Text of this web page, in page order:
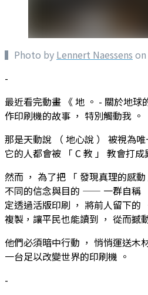
▍Photo by Lennert Naessens on
-
最近看完動畫 《 地 。 - 關於地球
作印刷機的故事 ， 特別觸動我 。
那是天動說 （ 地心說 ） 被視為
它的人都會被 「 C 教 」 教會打
然而 ， 為了把 「 發現真理的感
不同的信念與目的 —— 一群自稱
定透過活版印刷 ， 將前人留下的
複製，讓平民也能讀到 ， 從而撼
他們必須暗中行動 ， 悄悄運送木
一台足以改變世界的印刷機 。
-